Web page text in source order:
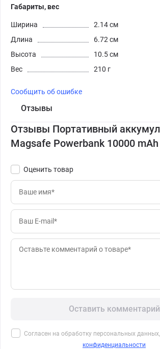
Габариты, вес
Ширина
2.14 см
Длина
6.72 см
Высота
10.5 см
Вес
210 г
Сообщить об ошибке
Отзывы
Отзывы Портативный
Magsafe Powerbank 10000
Оценить товар
Оставить комментарий
Согласен на обработку персональных
конфиденциальности